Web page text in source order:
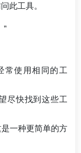
此工具。
”
常使用相同的工
尽快找到这些工
一种更简单的方